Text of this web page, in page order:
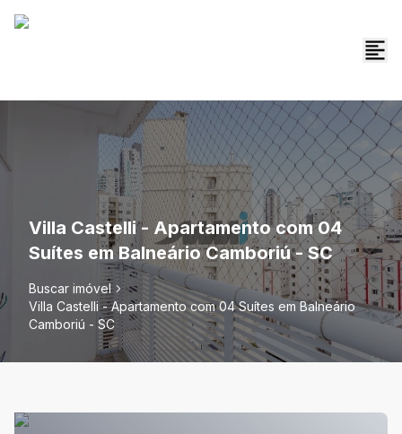
Villa Castelli - Apartamento com 04
Suítes em Balneário Camboriú - SC
Buscar imóvel
Villa Castelli - Apartamento com 04 Suítes em Balneário
Camboriú - SC